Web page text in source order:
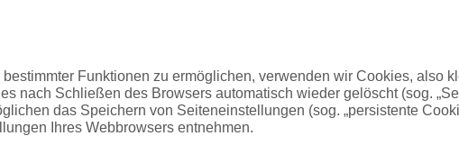
Funktionen zu ermöglichen, verwenden wir Cookies, also
nach Schließen des Browsers automatisch wieder gelöscht (sog.
das Speichern von Seiteneinstellungen (sog. „persistente
Ihres Webbrowsers entnehmen.